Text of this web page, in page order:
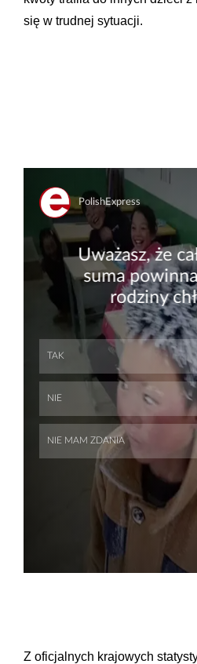
się w trudnej sytuacji.
Z oficjalnych krajowych